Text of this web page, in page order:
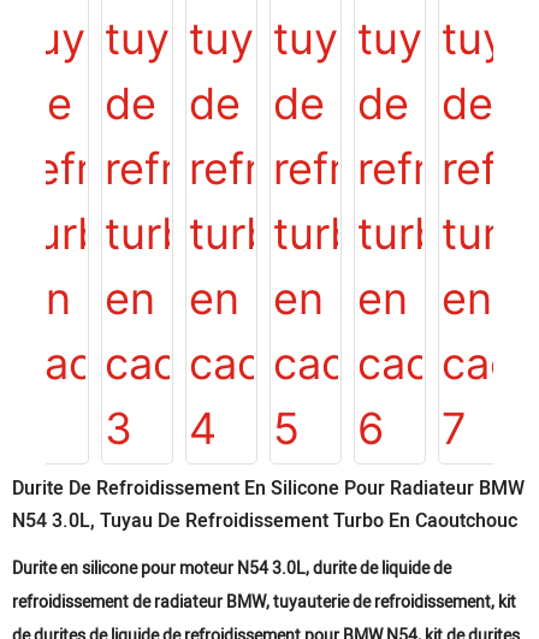
Durite De Refroidissement En Silicone Pour Radiateur BMW
N54 3.0L, Tuyau De Refroidissement Turbo En Caoutchouc
Durite en silicone pour moteur N54 3.0L, durite de liquide de
refroidissement de radiateur BMW, tuyauterie de refroidissement, kit